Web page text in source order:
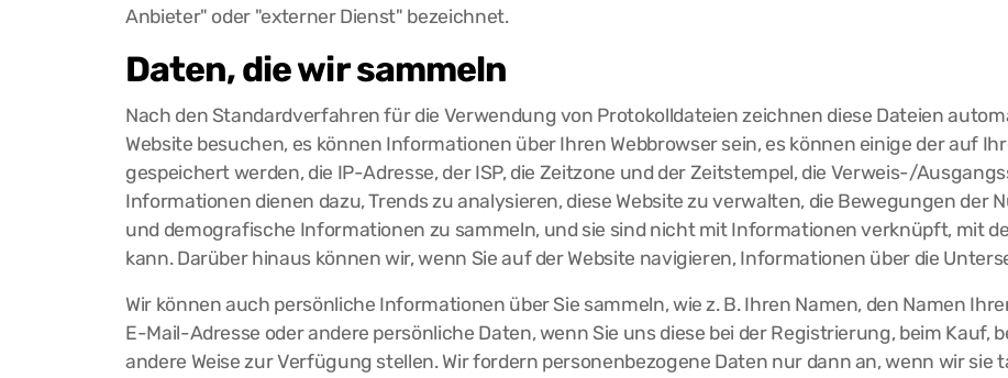
Anbieter" oder "externer Dienst" bezeichnet.
Daten, die wir sammeln
Nach den Standardverfahren für die Verwendung von Protokolldateien zeichnen diese Dateien
Website besuchen, es können Informationen über Ihren Webbrowser sein, es können einige der auf
gespeichert werden, die IP-Adresse, der ISP, die Zeitzone und der Zeitstempel, die Verweis-/
Informationen dienen dazu, Trends zu analysieren, diese Website zu verwalten, die Bewegungen der
und demografische Informationen zu sammeln, und sie sind nicht mit Informationen verknüpft, mit
kann. Darüber hinaus können wir, wenn Sie auf der Website navigieren, Informationen über die
Wir können auch persönliche Informationen über Sie sammeln, wie z. B. Ihren Namen, den Namen
E-Mail-Adresse oder andere persönliche Daten, wenn Sie uns diese bei der Registrierung, beim Kauf,
andere Weise zur Verfügung stellen. Wir fordern personenbezogene Daten nur dann an, wenn wir